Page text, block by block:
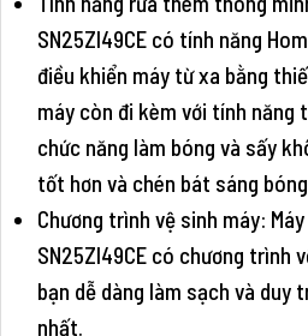
SN25ZI49CE có tính năng
điều khiển máy từ xa bằng
máy còn đi kèm với tính năng
chức năng làm bóng và sấy
tốt hơn và chén bát sáng
Chương trình vệ sinh máy:
SN25ZI49CE có chương trình
bạn dễ dàng làm sạch và
nhất.